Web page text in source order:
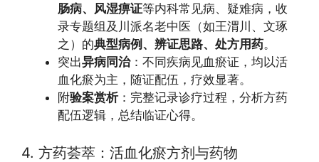
肠病、风湿痹证等内科常见病、疑难病，收
录专题组及川派名老中医（如王渭川、文琢
之）的典型病例、辨证思路、处方用药。
突出异病同治：不同疾病见血瘀证，均以活
血化瘀为主，随证配伍，疗效显著。
附验案赏析：完整记录诊疗过程，分析方药
配伍逻辑，总结临证心得。
4. 方药荟萃：活血化瘀方剂与药物